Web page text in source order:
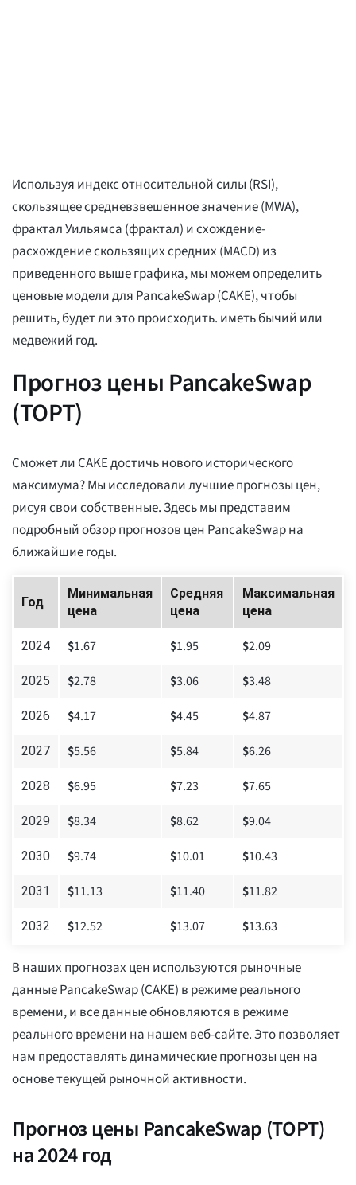
Используя индекс относительной силы (RSI),
скользящее средневзвешенное значение (MWA),
фрактал Уильямса (фрактал) и схождение-
расхождение скользящих средних (MACD) из
приведенного выше графика, мы можем определить
ценовые модели для PancakeSwap (CAKE), чтобы
решить, будет ли это происходить. иметь бычий или
медвежий год.
Прогноз цены PancakeSwap
(ТОРТ)
Сможет ли CAKE достичь нового исторического
максимума? Мы исследовали лучшие прогнозы цен,
рисуя свои собственные. Здесь мы представим
подробный обзор прогнозов цен PancakeSwap на
ближайшие годы.
Год
Минимальная
цена
Средняя
цена
Максимальная
цена
2024 $1.67 $1.95 $2.09
2025 $2.78 $3.06 $3.48
2026 $4.17 $4.45 $4.87
2027 $5.56 $5.84 $6.26
2028 $6.95 $7.23 $7.65
2029 $8.34 $8.62 $9.04
2030 $9.74 $10.01 $10.43
2031 $11.13 $11.40 $11.82
2032 $12.52 $13.07 $13.63
В наших прогнозах цен используются рыночные
данные PancakeSwap (CAKE) в режиме реального
времени, и все данные обновляются в режиме
реального времени на нашем веб-сайте. Это позволяет
нам предоставлять динамические прогнозы цен на
основе текущей рыночной активности.
Прогноз цены PancakeSwap (ТОРТ)
на 2024 год